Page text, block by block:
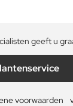
geeft u
voorwaarden